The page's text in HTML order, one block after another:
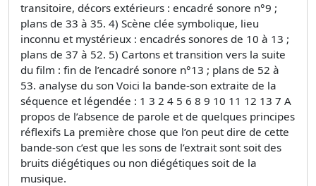
transitoire, décors extérieurs : encadré sonore n°9 ;
plans de 33 à 35. 4) Scène clée symbolique, lieu
inconnu et mystérieux : encadrés sonores de 10 à 13 ;
plans de 37 à 52. 5) Cartons et transition vers la suite
du film : fin de l’encadré sonore n°13 ; plans de 52 à
53. analyse du son Voici la bande-son extraite de la
séquence et légendée : 1 3 2 4 5 6 8 9 10 11 12 13 7 A
propos de l’absence de parole et de quelques principes
réflexifs La première chose que l’on peut dire de cette
bande-son c’est que les sons de l’extrait sont soit des
bruits diégétiques ou non diégétiques soit de la
musique.